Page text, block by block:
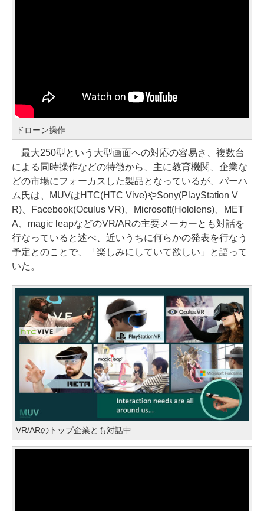
ドローン操作
最大250型という大型画面への対応の容易さ、複数台
による同時操作などの特徴から、主に教育機関、企業な
どの市場にフォーカスした製品となっているが、パーハ
ム氏は、MUVはHTC(HTC Vive)やSony(PlayStation V
R)、Facebook(Oculus VR)、Microsoft(Hololens)、MET
A、magic leapなどのVR/ARの主要メーカーとも対話を
行なっていると述べ、近いうちに何らかの発表を行なう
予定とのことで、「楽しみにしていて欲しい」と語って
いた。
VR/ARのトップ企業とも対話中